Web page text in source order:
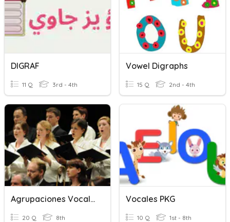
DIGRAF
11 Q 3rd - 4th
Vowel Digraphs
15 Q 2nd - 4th
Agrupaciones Vocales
20 Q 8th
Vocales PKG
10 Q 1st - 8th